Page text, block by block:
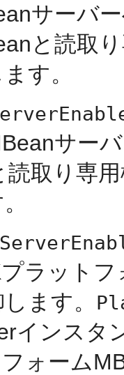
サーバ
と読取
す。
サー
読取り専
ラット
ます。
インスタ
ォーム